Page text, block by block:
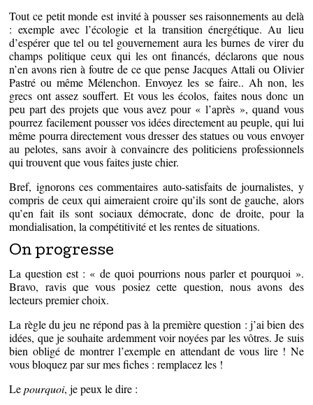
Tout ce petit monde est invité à pousser ses raisonnements au delà
: exemple avec l’écologie et la transition énergétique. Au lieu
d’espérer que tel ou tel gouvernement aura les burnes de virer du
champs politique ceux qui les ont financés, déclarons que nous
n’en avons rien à foutre de ce que pense Jacques Attali ou Olivier
Pastré ou même Mélenchon. Envoyez les se faire.. Ah non, les
grecs ont assez souffert. Et vous les écolos, faites nous donc un
peu part des projets que vous avez pour « l’après », quand vous
pourrez facilement pousser vos idées directement au peuple, qui lui
même pourra directement vous dresser des statues ou vous envoyer
au pelotes, sans avoir à convaincre des politiciens professionnels
qui trouvent que vous faites juste chier.
Bref, ignorons ces commentaires auto-satisfaits de journalistes, y
compris de ceux qui aimeraient croire qu’ils sont de gauche, alors
qu’en fait ils sont sociaux démocrate, donc de droite, pour la
mondialisation, la compétitivité et les rentes de situations.
On progresse
La question est : « de quoi pourrions nous parler et pourquoi ».
Bravo, ravis que vous posiez cette question, nous avons des
lecteurs premier choix.
La règle du jeu ne répond pas à la première question : j’ai bien des
idées, que je souhaite ardemment voir noyées par les vôtres. Je suis
bien obligé de montrer l’exemple en attendant de vous lire ! Ne
vous bloquez par sur mes fiches : remplacez les !
Lepourquoi, je peux le dire :